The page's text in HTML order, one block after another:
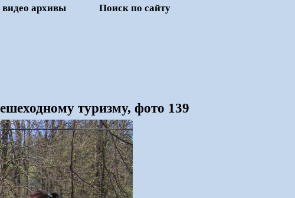
архивы Поиск по сайту
туризму, фото 139